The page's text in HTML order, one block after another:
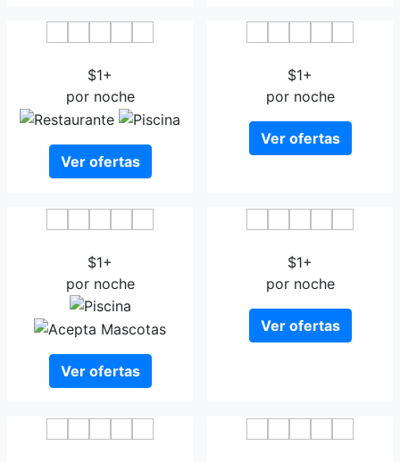
$1+
por noche
Ver ofertas
$1+
por noche
Ver ofertas
$1+
por noche
Ver ofertas
$1+
por noche
Ver ofertas